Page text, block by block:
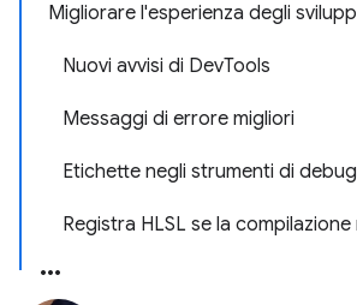
Migliorare l'esperienza degli
Nuovi avvisi di DevTools
Messaggi di errore migliori
Etichette negli strumenti di
Registra HLSL se la